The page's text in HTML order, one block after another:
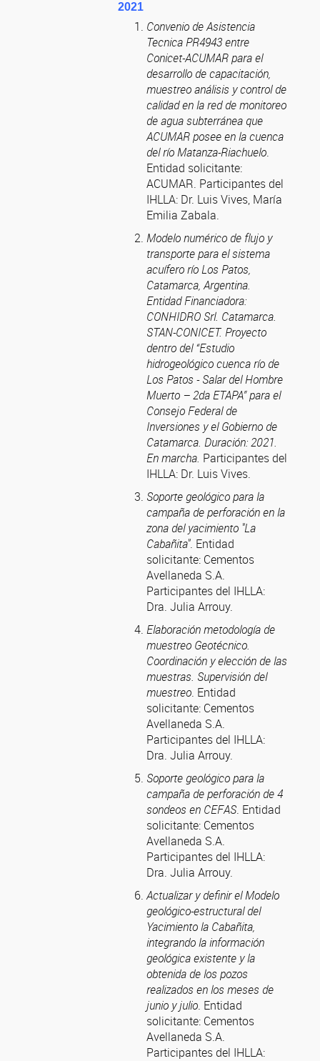
2021
Convenio de Asistencia
Tecnica PR4943 entre
Conicet-ACUMAR para el
desarrollo de capacitación,
muestreo análisis y control de
calidad en la red de monitoreo
de agua subterránea que
ACUMAR posee en la cuenca
del río Matanza-Riachuelo.
Entidad solicitante:
ACUMAR. Participantes del
IHLLA: Dr. Luis Vives, María
Emilia Zabala.
Modelo numérico de flujo y
transporte para el sistema
acuífero río Los Patos,
Catamarca, Argentina.
Entidad Financiadora:
CONHIDRO Srl. Catamarca.
STAN-CONICET. Proyecto
dentro del “Estudio
hidrogeológico cuenca río de
Los Patos - Salar del Hombre
Muerto – 2da ETAPA” para el
Consejo Federal de
Inversiones y el Gobierno de
Catamarca. Duración: 2021.
En marcha. Participantes del
IHLLA: Dr. Luis Vives.
Soporte geológico para la
campaña de perforación en la
zona del yacimiento "La
Cabañita". Entidad
solicitante: Cementos
Avellaneda S.A.
Participantes del IHLLA:
Dra. Julia Arrouy.
Elaboración metodología de
muestreo Geotécnico.
Coordinación y elección de las
muestras. Supervisión del
muestreo. Entidad
solicitante: Cementos
Avellaneda S.A.
Participantes del IHLLA:
Dra. Julia Arrouy.
Soporte geológico para la
campaña de perforación de 4
sondeos en CEFAS. Entidad
solicitante: Cementos
Avellaneda S.A.
Participantes del IHLLA:
Dra. Julia Arrouy.
Actualizar y definir el Modelo
geológico-estructural del
Yacimiento la Cabañita,
integrando la información
geológica existente y la
obtenida de los pozos
realizados en los meses de
junio y julio. Entidad
solicitante: Cementos
Avellaneda S.A.
Participantes del IHLLA: